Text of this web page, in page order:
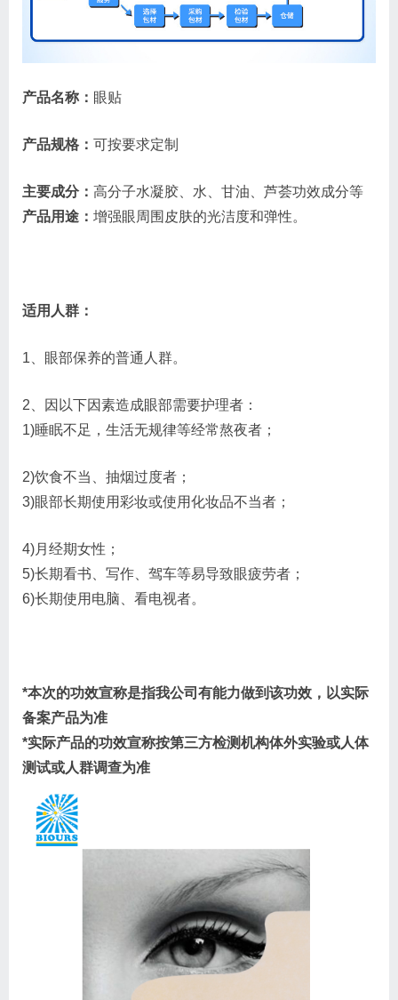
产品名称： 眼贴
产品规格： 可按要求定制
主要成分： 高分子水凝胶、水、甘油、芦荟功效成分等
产品用途： 增强眼周围皮肤的光洁度和弹性。
适用人群：
1、眼部保养的普通人群。
2、因以下因素造成眼部需要护理者：
1)睡眠不足，生活无规律等经常熬夜者；
2)饮食不当、抽烟过度者；
3)眼部长期使用彩妆或使用化妆品不当者；
4)月经期女性；
5)长期看书、写作、驾车等易导致眼疲劳者；
6)长期使用电脑、看电视者。
*本次的功效宣称是指我公司有能力做到该功效，以实际
备案产品为准
*实际产品的功效宣称按第三方检测机构体外实验或人体
测试或人群调查为准